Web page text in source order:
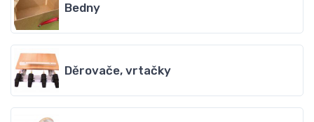
Bedny
Děrovače, vrtačky